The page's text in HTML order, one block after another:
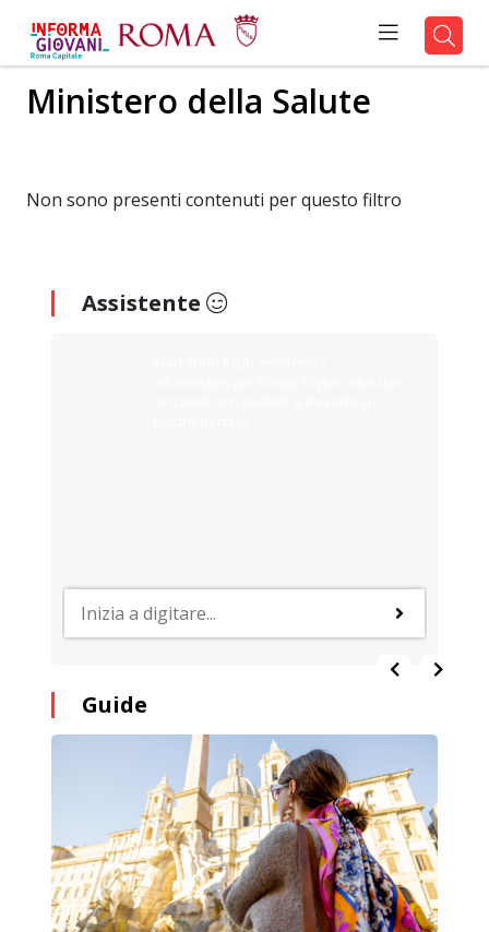
Ministero della Salute
Non sono presenti contenuti per questo filtro
Assistente
Guide